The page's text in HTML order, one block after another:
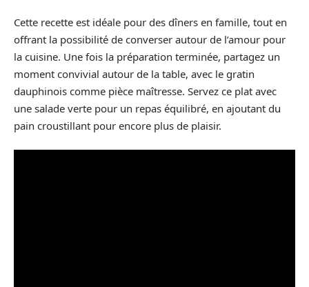
Cette recette est idéale pour des dîners en famille, tout en
offrant la possibilité de converser autour de l’amour pour
la cuisine. Une fois la préparation terminée, partagez un
moment convivial autour de la table, avec le gratin
dauphinois comme pièce maîtresse. Servez ce plat avec
une salade verte pour un repas équilibré, en ajoutant du
pain croustillant pour encore plus de plaisir.